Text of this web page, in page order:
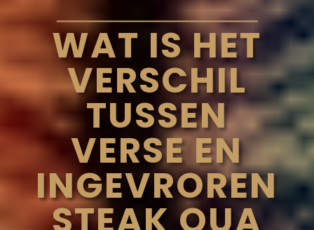
WAT IS HET
VERSCHIL
TUSSEN
VERSE EN
INGEVROREN